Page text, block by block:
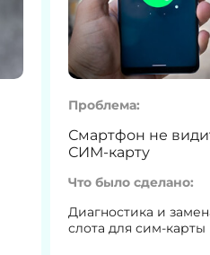
Проблема:
Смартфон не
СИМ-карту
Что было сделано:
Диагностика и
слота для сим-карты